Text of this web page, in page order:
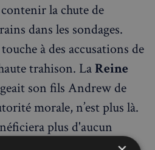
la chute de
dans les sondages.
à des accusations de
trahison. LaReine
son fils Andrew de
morale, n’est plus là.
plus d'aucun
son anniversaire.
La